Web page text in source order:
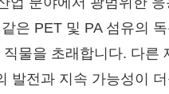
은 PET 및 PA 섬유의
물을 초래합니다. 다
발전과 지속 가능성이